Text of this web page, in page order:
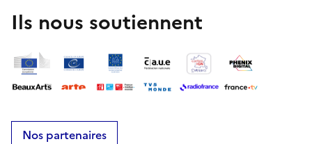
Ils nous soutiennent
Nos partenaires